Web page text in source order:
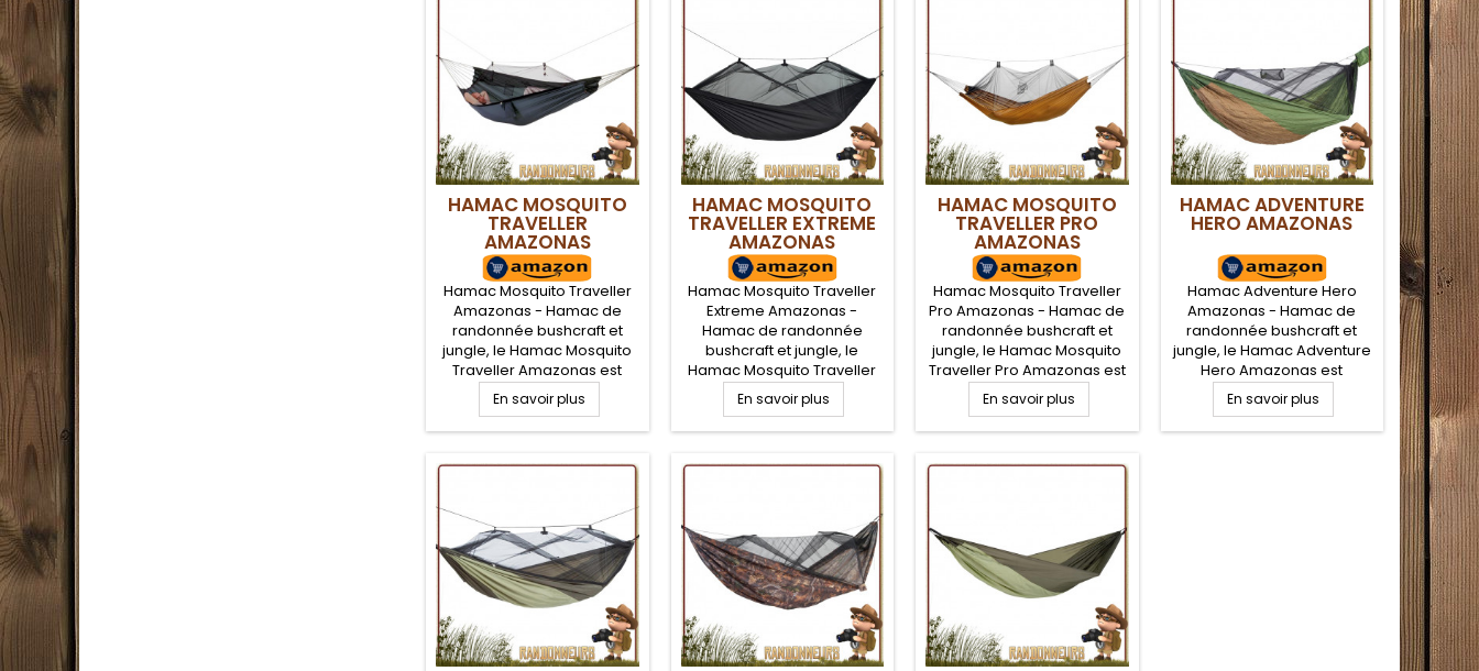
équipement bivouac
bushcraft
meilleur confort de
couchage, tout en...
HAMAC MOSQUITO
TRAVELLER
AMAZONAS
Hamac Mosquito Traveller
Amazonas - Hamac de
randonnée bushcraft et
jungle, le Hamac Mosquito
Traveller Amazonas est
complet car il comporte
une moustiquaire intégrée
pour la protection contre
deux face, avec la
moustiquaire, facile à
installer entre deux arbres
pour un bivouac léger
En savoir plus
HAMAC MOSQUITO
TRAVELLER EXTREME
AMAZONAS
Hamac Mosquito Traveller
Extreme Amazonas -
Hamac de randonnée
bushcraft et jungle, le
Hamac Mosquito Traveller
Extreme Amazonas est
complet car il comporte
une moustiquaire intégrée
les insectes. Utilisable sur
moustiquaire, facile à
installer entre deux arbres
pour un bivouac léger....
En savoir plus
HAMAC MOSQUITO
TRAVELLER PRO
AMAZONAS
Hamac Mosquito Traveller
Pro Amazonas - Hamac de
randonnée bushcraft et
jungle, le Hamac Mosquito
Traveller Pro Amazonas est
complet car il comporte
une moustiquaire intégrée
pour la protection contre
la moustiquaire ou sans la
pour un bivouac léger.
Traitement anti insectes...
En savoir plus
HAMAC ADVENTURE
HERO AMAZONAS
Hamac Adventure Hero
Amazonas - Hamac de
randonnée bushcraft et
jungle, le Hamac Adventure
Hero Amazonas est
complet car il comporte
une moustiquaire intégrée
pour la protection contre
En savoir plus